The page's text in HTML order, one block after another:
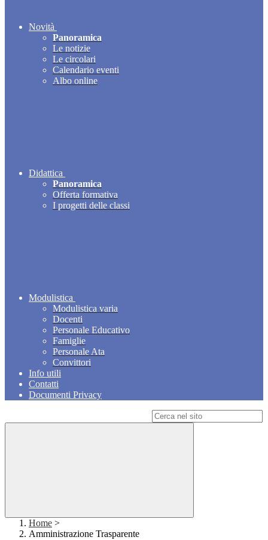
Novità
Panoramica
Le notizie
Le circolari
Calendario eventi
Albo online
Didattica
Panoramica
Offerta formativa
I progetti delle classi
Modulistica
Modulistica varia
Docenti
Personale Educativo
Famiglie
Personale Ata
Convittori
Info utili
Contatti
Documenti Privacy
Home >
Amministrazione Trasparente